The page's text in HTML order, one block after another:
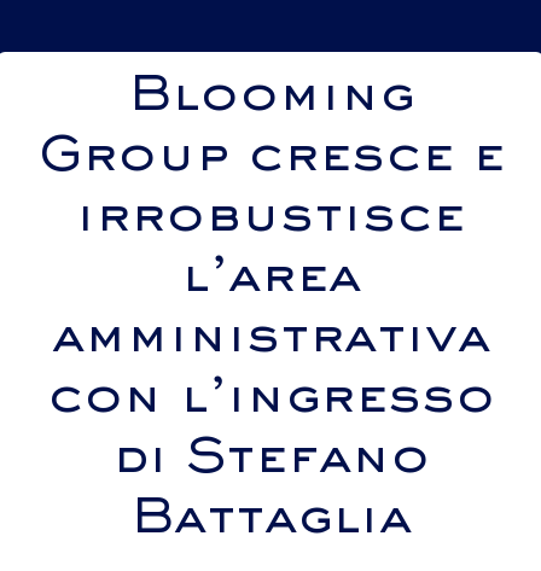
Blooming
Group cresce e
irrobustisce
l’area
amministrativa
con l’ingresso
di Stefano
Battaglia